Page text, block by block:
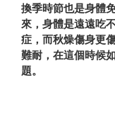
換季時節也是身體
來，身體是遠遠吃
症，而秋燥傷身更
難耐，在這個時候
題。